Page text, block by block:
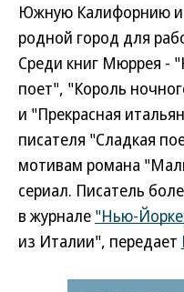
Южную Калифорнию и
родной город для
Среди книг Мюррея -
поет", "Король
и "Прекрасная
писателя "Сладкая
мотивам романа
сериал. Писатель
в журнале "Нью-
из Италии", передает